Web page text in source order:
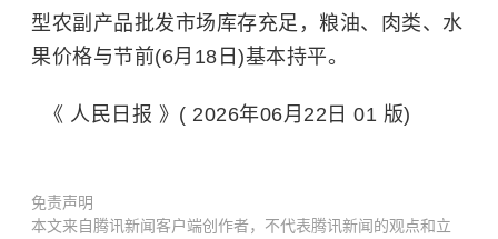
型农副产品批发市场库存充足，粮油、肉类、水
果价格与节前(6月18日)基本持平。
《 人民日报 》( 2026年06月22日 01 版)
免责声明
本文来自腾讯新闻客户端创作者，不代表腾讯新闻的观点和立